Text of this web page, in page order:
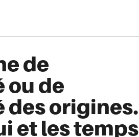
de
ou de
des origines.
et les temps